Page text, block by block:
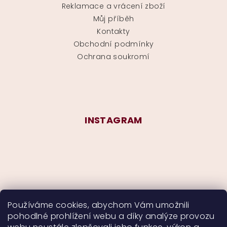
Používáme cookies, abychom Vám umožnili
pohodlné prohlížení webu a díky analýze provozu
Reklamace a vrácení zboží
Můj příběh
Kontakty
Obchodní podmínky
Ochrana soukromí
INSTAGRAM
Sledovat na Instagramu